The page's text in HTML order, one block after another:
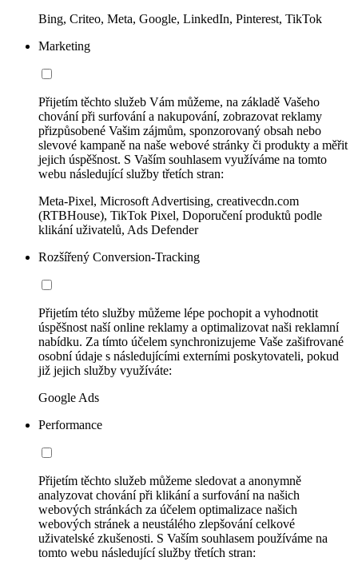
Bing, Criteo, Meta, Google, LinkedIn, Pinterest, TikTok
Marketing
Přijetím těchto služeb Vám můžeme, na základě Vašeho
chování při surfování a nakupování, zobrazovat reklamy
přizpůsobené Vašim zájmům, sponzorovaný obsah nebo
slevové kampaně na naše webové stránky či produkty a měřit
jejich úspěšnost. S Vaším souhlasem využíváme na tomto
webu následující služby třetích stran:
Meta-Pixel, Microsoft Advertising, creativecdn.com
(RTBHouse), TikTok Pixel, Doporučení produktů podle
klikání uživatelů, Ads Defender
Rozšířený Conversion-Tracking
Přijetím této služby můžeme lépe pochopit a vyhodnotit
úspěšnost naší online reklamy a optimalizovat naši reklamní
nabídku. Za tímto účelem synchronizujeme Vaše zašifrované
osobní údaje s následujícími externími poskytovateli, pokud
již jejich služby využíváte:
Google Ads
Performance
Přijetím těchto služeb můžeme sledovat a anonymně
analyzovat chování při klikání a surfování na našich
webových stránkách za účelem optimalizace našich
webových stránek a neustálého zlepšování celkové
uživatelské zkušenosti. S Vaším souhlasem používáme na
tomto webu následující služby třetích stran: